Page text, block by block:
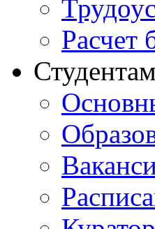
Расчет
Студентам